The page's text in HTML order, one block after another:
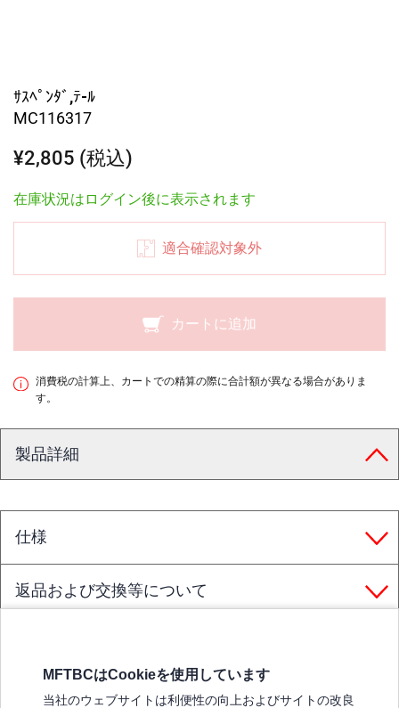
ｻｽﾍﾟﾝﾀﾞ,ﾃ-ﾙ
MC116317
¥2,805 (税込)
在庫状況はログイン後に表示されます
適合確認対象外
カートに追加
消費税の計算上、カートでの精算の際に合計額が異なる場合がありま
す。
製品詳細
仕様
返品および交換等について
MFTBCはCookieを使用しています
当社のウェブサイトは利便性の向上およびサイトの改良